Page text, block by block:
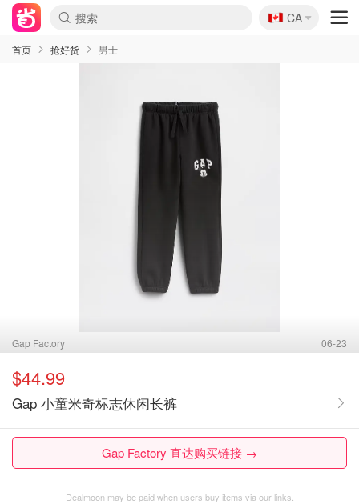
🇨🇦
CA
首页 抢好货 男士
Gap Factory 06-23
$44.99
Gap 小童米奇标志休闲长裤
Gap Factory 直达购买链接 →
Dealmoon may be paid when users buy items via our links.